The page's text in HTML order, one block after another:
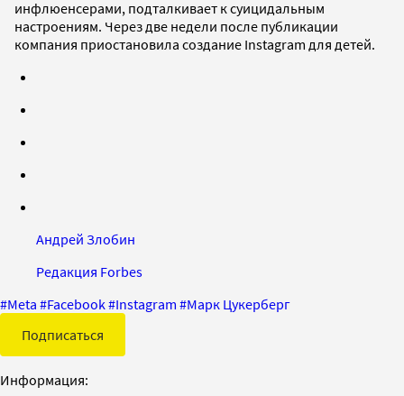
инфлюенсерами, подталкивает к суицидальным
настроениям. Через две недели после публикации
компания приостановила создание Instagram для детей.
Андрей Злобин
Редакция Forbes
#Meta #Facebook#Instagram #Марк Цукерберг
Подписаться
Информация: